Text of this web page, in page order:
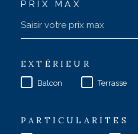
PRIX MAX
EXTÉRIEUR
Balcon Terrasse
PARTICULARITES